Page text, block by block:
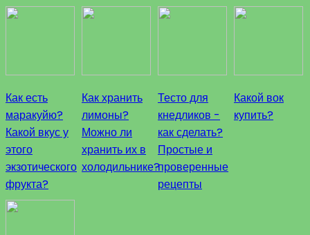
Как есть
маракуйю?
Какой вкус у
этого
экзотического
фрукта?
Как хранить
лимоны?
Можно ли
хранить их в
холодильнике?
Тесто для
кнедликов -
как сделать?
Простые и
проверенные
рецепты
Какой вок
купить?